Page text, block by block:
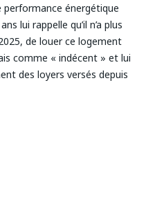
énergétique
lui rappelle qu’il n’a plus
de louer ce logement
comme « indécent » et lui
des loyers versés depuis